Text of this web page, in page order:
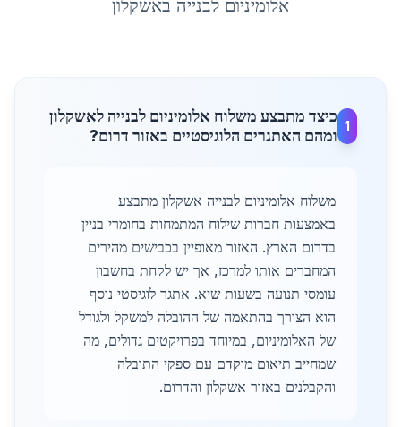
אלומיניום לבנייה באשקלון
1
כיצד מתבצע משלוח אלומיניום לבנייה לאשקלון
ומהם האתגרים הלוגיסטיים באזור דרום?
משלוח אלומיניום לבנייה אשקלון מתבצע
באמצעות חברות שילוח המתמחות בחומרי בניין
בדרום הארץ. האזור מאופיין בכבישים מהירים
המחברים אותו למרכז, אך יש לקחת בחשבון
עומסי תנועה בשעות שיא. אתגר לוגיסטי נוסף
הוא הצורך בהתאמה של ההובלה למשקל ולגודל
של האלומיניום, במיוחד בפרויקטים גדולים, מה
שמחייב תיאום מוקדם עם ספקי התובלה
והקבלנים באזור אשקלון והדרום.